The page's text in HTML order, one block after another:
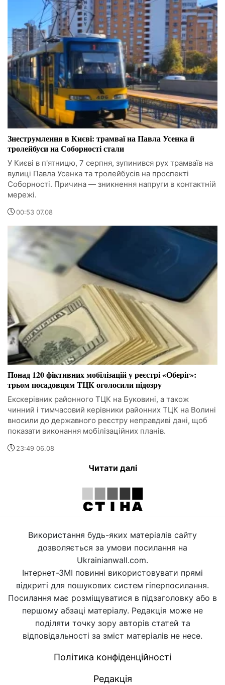
Знеструмлення в Києві: трамваї на Павла Усенка й
тролейбуси на Соборності стали
У Києві в п'ятницю, 7 серпня, зупинився рух трамваїв на
вулиці Павла Усенка та тролейбусів на проспекті
Соборності. Причина — зникнення напруги в контактній
мережі.
00:53 07.08
Понад 120 фіктивних мобілізацій у реєстрі «Оберіг»:
трьом посадовцям ТЦК оголосили підозру
Екскерівник районного ТЦК на Буковині, а також
чинний і тимчасовий керівники районних ТЦК на Волині
вносили до державного реєстру неправдиві дані, щоб
показати виконання мобілізаційних планів.
23:49 06.08
Читати далі
Використання будь-яких матеріалів сайту
дозволяється за умови посилання на
Ukrainianwall.com.
Інтернет-ЗМІ повинні використовувати прямі
відкриті для пошукових систем гіперпосилання.
Посилання має розміщуватися в підзаголовку або в
першому абзаці матеріалу. Редакція може не
поділяти точку зору авторів статей та
відповідальності за зміст матеріалів не несе.
Політика конфіденційності
Редакція